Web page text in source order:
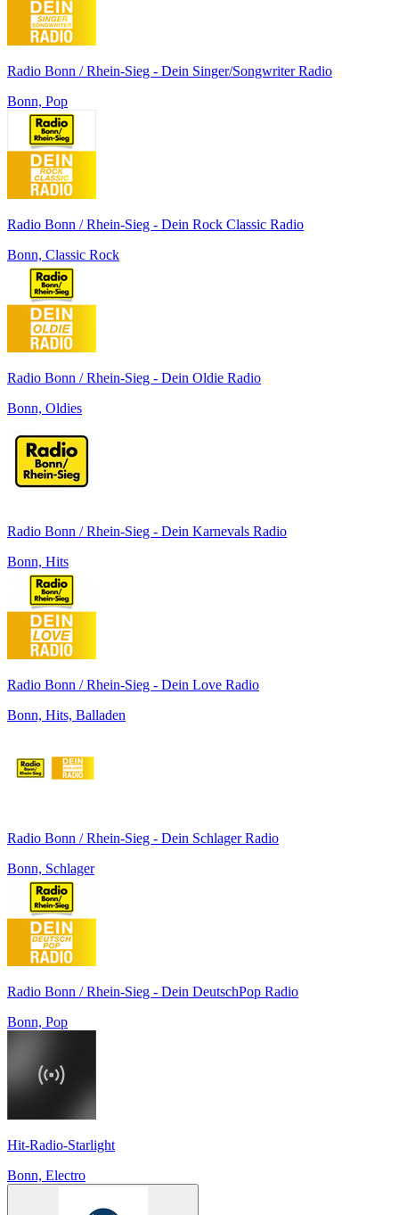
Radio Bonn / Rhein-Sieg - Dein Singer/Songwriter Radio
Bonn, Pop
Radio Bonn / Rhein-Sieg - Dein Rock Classic Radio
Bonn, Classic Rock
Radio Bonn / Rhein-Sieg - Dein Oldie Radio
Bonn, Oldies
Radio Bonn / Rhein-Sieg - Dein Karnevals Radio
Bonn, Hits
Radio Bonn / Rhein-Sieg - Dein Love Radio
Bonn, Hits, Balladen
Radio Bonn / Rhein-Sieg - Dein Schlager Radio
Bonn, Schlager
Radio Bonn / Rhein-Sieg - Dein DeutschPop Radio
Bonn, Pop
Hit-Radio-Starlight
Bonn, Electro